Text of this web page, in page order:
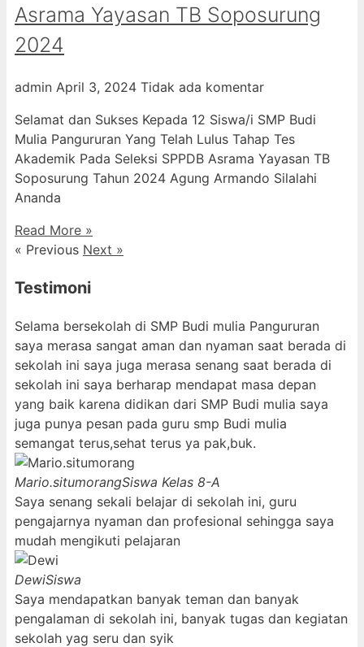
Asrama Yayasan TB Soposurung
2024
admin April 3, 2024 Tidak ada komentar
Selamat dan Sukses Kepada 12 Siswa/i SMP Budi
Mulia Pangururan Yang Telah Lulus Tahap Tes
Akademik Pada Seleksi SPPDB Asrama Yayasan TB
Soposurung Tahun 2024 Agung Armando Silalahi
⁠Ananda
Read More »
« Previous Next »
Testimoni
Selama bersekolah di SMP Budi mulia Pangururan
saya merasa sangat aman dan nyaman saat berada di
sekolah ini saya juga merasa senang saat berada di
sekolah ini saya berharap mendapat masa depan
yang baik karena didikan dari SMP Budi mulia saya
juga punya pesan pada guru smp Budi mulia
semangat terus,sehat terus ya pak,buk.
Mario.situmorangSiswa Kelas 8-A
Saya senang sekali belajar di sekolah ini, guru
pengajarnya nyaman dan profesional sehingga saya
mudah mengikuti pelajaran
DewiSiswa
Saya mendapatkan banyak teman dan banyak
pengalaman di sekolah ini, banyak tugas dan kegiatan
sekolah yag seru dan syik